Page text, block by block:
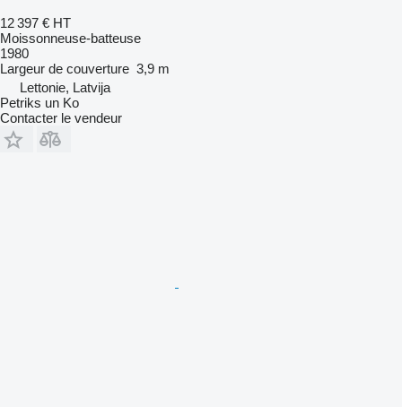
12 397 € HT
Moissonneuse-batteuse
1980
Largeur de couverture 3,9 m
Lettonie, Latvija
Petriks un Ko
Contacter le vendeur